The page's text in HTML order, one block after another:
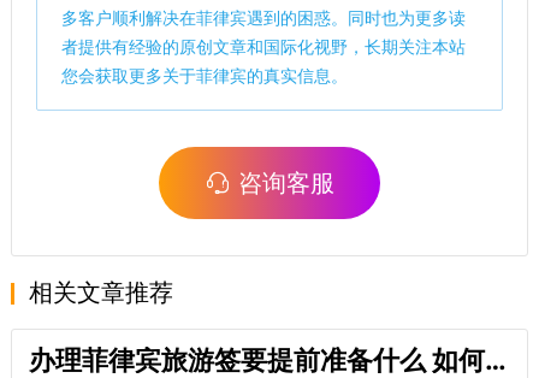
多客户顺利解决在菲律宾遇到的困惑。同时也为更多读
者提供有经验的原创文章和国际化视野，长期关注本站
您会获取更多关于菲律宾的真实信息。
咨询客服
相关文章推荐
办理菲律宾旅游签要提前准备什么 如何快速下签